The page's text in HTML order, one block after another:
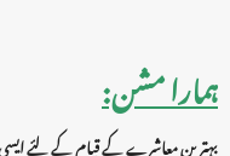
ہمارا مشن:
بہترین معاشرے کے قیام کے لئے ایسی